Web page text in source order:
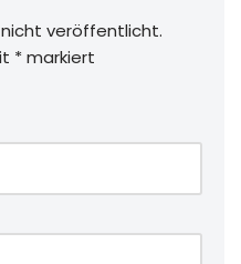
nicht veröffentlicht.
*markiert